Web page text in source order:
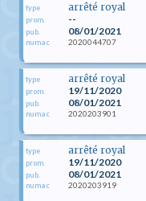
type arrêté royal
prom. --
pub. 08/01/2021
numac 2020044707
type arrêté royal
prom. 19/11/2020
pub. 08/01/2021
numac 2020203901
type arrêté royal
prom. 19/11/2020
pub. 08/01/2021
numac 2020203919